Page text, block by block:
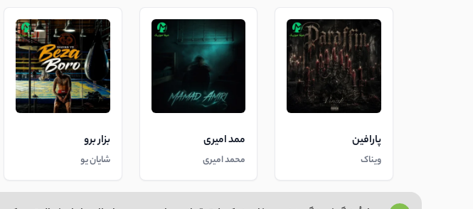
پارافین
ویناک
ممد امیری
محمد امیری
بزار برو
شایان یو